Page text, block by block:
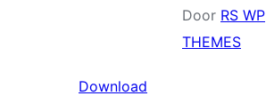
Door RS WP
THEMES
Download